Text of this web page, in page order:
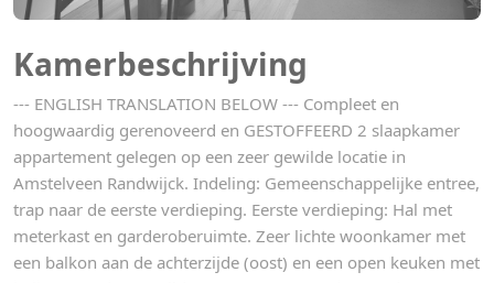
Kamerbeschrijving
--- ENGLISH TRANSLATION BELOW --- Compleet en
hoogwaardig gerenoveerd en GESTOFFEERD 2 slaapkamer
appartement gelegen op een zeer gewilde locatie in
Amstelveen Randwijck. Indeling: Gemeenschappelijke entree,
trap naar de eerste verdieping. Eerste verdieping: Hal met
meterkast en garderoberuimte. Zeer lichte woonkamer met
een balkon aan de achterzijde (oost) en een open keuken met